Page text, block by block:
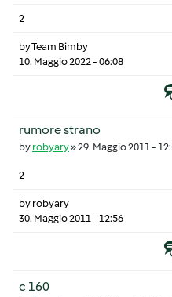
2
byTeam Bimby
10. Maggio 2022 - 06:08
rumore strano
by robyary»29. Maggio 2011 -
2
by robyary
30. Maggio 2011 - 12:56
c 160